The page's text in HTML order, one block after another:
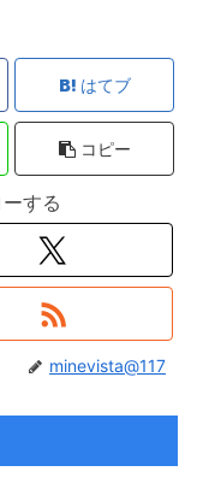
はてブ
コピー
する
minevista@117